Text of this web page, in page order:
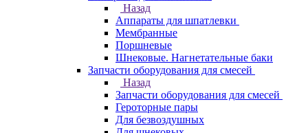
Назад
Аппараты для шпатлевки
Мембранные
Поршневые
Шнековые. Нагнетательные баки
Запчасти оборудования для смесей
Назад
Запчасти оборудования для смесей
Героторные пары
Для безвоздушных